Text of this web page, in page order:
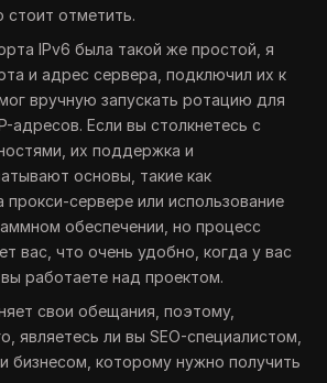
стоит отметить.
IPv6 была такой же простой, я
и адрес сервера, подключил их к
вручную запускать ротацию для
адресов. Если вы столкнетесь с
их поддержка и
основы, такие как
прокси-сервере или использование
обеспечении, но процесс
вас, что очень удобно, когда у вас
работаете над проектом.
свои обещания, поэтому,
являетесь ли вы SEO-специалистом,
бизнесом, которому нужно получить